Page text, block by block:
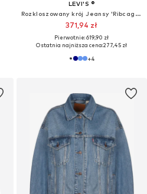
LEVI'S ®
Rozkloszowany krój Jeansy 'Ribcage Bells'
371,94 zł
Pierwotnie: 619,90 zł
Ostatnia najniższa cena:277,45 zł
+4